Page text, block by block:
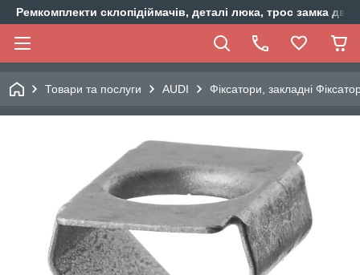
Ремкомплекти склопідіймачів, деталі люка, трос замка
Товари та послуги AUDI Фіксатори, закладні